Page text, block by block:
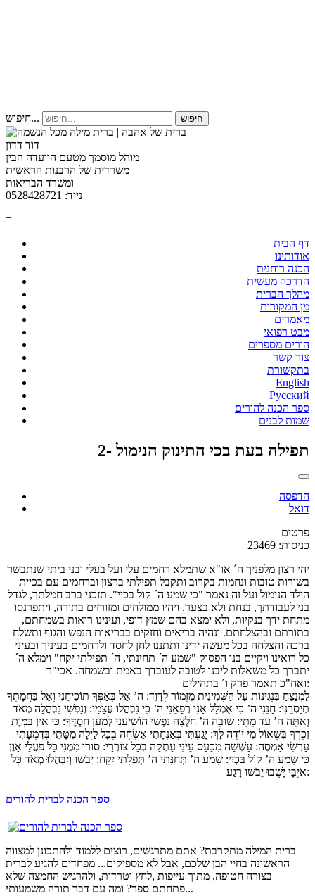
חיפוש... חיפוש
דוד דדון
מוהל מוסמך מטעם הוועדה הבין
משרדית של הרבנות הראשית
ומשרד הבריאות
נייד: 0528428721
=
דף הבית
אודותינו
הכנה רוחנית
הדרכה מעשית
מהלך הברית
מן המקורות
מאמרים
מבט רפואי
הורים מספרים
צור קשר
בתקשורת
English
Русский
ספר הכנה להורים
שמות לבנים
תפילה בעת בכי התינוק הנימול -2
הדפסה
דואל
פרטים
כניסות: 23469
יהי רצון מלפניך ה´ או"א שתמלא רחמים עלי ועל בעלי ובני ביתי שנתבשר
בשורות טובות ונחמות בקרוב ותקבל תפילתי ברצון וברחמים עם בכיית
הילד הנימול ועל זה נאמר "כי שמע ה´ קול בכיי". תזכני ברב חמלתך, לגדל
בני לעבודתך, בנחת ולא בצער. ויהיו ממולחים ומזורזים בתורה, ויתפרנסו
מתחת ידך בנקיות, ולא ימצא בהם שמץ דופי, ועינינו רואות בשמחתם,
בתורתם ובהצלחתם. ונהיה בריאים וחזקים בבריאות הנפש והגוף ותשלח
ברכה והצלחה בכל מעשה ידינו ותתננו לחן לחסד ולרחמים בעיניך ובעיני
כל רואינו ויקיים בנו הפסוק "שמע ה´ תחינתי, ה´ תפילתי יקח" וימלא ה´
יתברך כל משאלות ליבנו לטובה לעובדך באמת ובשמחה. אכי"ר
ואח"כ תאמר פרק ו´ בתהילים:
לַמְנַצֵּחַ בִּנְגִינוֹת עַל הַשְּׁמִינִית מִזְמוֹר לְדָוִד: ה’ אַל בְּאַפְּךָ תוֹכִיחֵנִי וְאַל בַּחֲמָתְךָ
תְיַסְּרֵנִי: חָנֵּנִי ה’ כִּי אֻמְלַל אָנִי רְפָאֵנִי ה’ כִּי נִבְהֲלוּ עֲצָמָי: וְנַפְשִׁי נִבְהֲלָה מְאֹד
וְאַתָּה ה’ עַד מָתָי: שׁוּבָה ה’ חַלְּצָה נַפְשִׁי הוֹשִׁיעֵנִי לְמַעַן חַסְדֶּךָ: כִּי אֵין בַּמָּוֶת
זִכְרֶךָ בִּשְׁאוֹל מִי יוֹדֶה לָּךְ: יָגַעְתִּי בְּאַנְחָתִי אַשְׂחֶה בְכָל לַיְלָה מִטָּתִי בְּדִמְעָתִי
עַרְשִׂי אַמְסֶה: עָשְׁשָׁה מִכַּעַס עֵינִי עָתְקָה בְּכָל צוֹרְרָי: סוּרוּ מִמֶּנִּי כָּל פֹּעֲלֵי אָוֶן
כִּי שָׁמַע ה’ קוֹל בִּכְיִי: שָׁמַע ה’ תְּחִנָּתִי ה’ תְּפִלָּתִי יִקָּח: יֵבֹשׁוּ וְיִבָּהֲלוּ מְאֹד כָּל
אֹיְבָי יָשֻׁבוּ יֵבֹשׁוּ רָגַע:
ספר הכנה לברית להורים
ברית המילה מתקרבת? אתם מתרגשים, רוצים ללמוד ולהתכונן למצווה
הראשונה בחיי הבן שלכם, אבל לא מספיקים... מפחדים להגיע לברית
בצורה חטופה, מתוך עייפות ,לחץ וטרדות, ולהרגיש החמצה שלא
פתחתם ספר? ומה עם דבר תורה משמעותי...